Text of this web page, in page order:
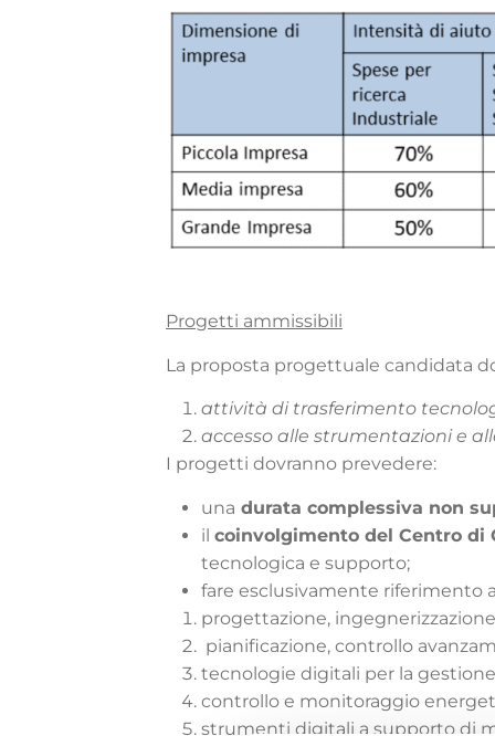
Progetti ammissibili
La proposta progettuale candidata
attività di trasferimento
accesso alle strumentazioni e
I progetti dovranno prevedere:
una durata complessiva non
il coinvolgimento del Centro di
tecnologica e supporto;
fare esclusivamente riferimento
progettazione,
pianificazione, controllo
tecnologie digitali per la
controllo e monitoraggio
strumenti digitali a supporto di